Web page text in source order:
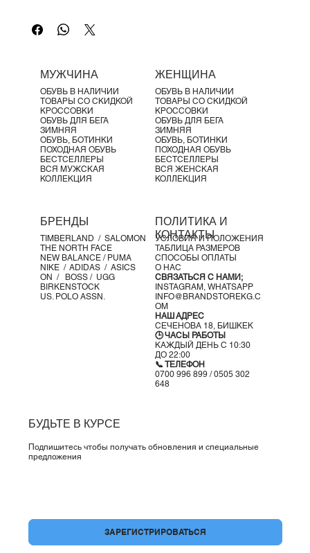
моделью ваша беговая цель становится ещё ближе.
амортизацией и утолщением в области пятки для
комфорта при каждом шаге
X-Cell Midsole: продвинутая межподошва для
амортизации и энергичного отталкивания
ПОДРОБНОСТИ
Подошва: 100% резина
Верх: сочетание текстурированных и премиальных
синтетических материалов
Декоративный принт на поверхности
Закруглённый носок
Застёжка: шнуровка
СОСТАВ МАТЕРИАЛОВ
Межподошва: 100% синтетика
Стелька: 100% текстиль
Подошва: 90.73% синтетика, 9.27% резина
Верх: 61.18% текстиль, 38.82% синтетика
МУЖЧИНА
ОБУВЬ В НАЛИЧИИ
ТОВАРЫ СО СКИДКОЙ
КРОССОВКИ
ОБУВЬ ДЛЯ БЕГА
ЗИМНЯЯ
ОБУВЬ, БОТИНКИ
ПОХОДНАЯ ОБУВЬ
БЕСТСЕЛЛЕРЫ
ВСЯ МУЖСКАЯ
КОЛЛЕКЦИЯ
ЖЕНЩИНА
ОБУВЬ В НАЛИЧИИ
ТОВАРЫ СО СКИДКОЙ
КРОССОВКИ
ОБУВЬ ДЛЯ БЕГА
ЗИМНЯЯ
ОБУВЬ, БОТИНКИ
ПОХОДНАЯ ОБУВЬ
БЕСТСЕЛЛЕРЫ
ВСЯ ЖЕНСКАЯ
КОЛЛЕКЦИЯ
БРЕНДЫ
TIMBERLAND / SALOMON
THE NORTH FACE
NEW BALANCE / PUMA
NIKE / ADIDAS / ASICS
ON / BOSS / UGG
BIRKENSTOCK
US. POLO ASSN.
ПОЛИТИКА И
КОНТАКТЫ
УСЛОВИЯ И ПОЛОЖЕНИЯ
ТАБЛИЦА РАЗМЕРОВ
СПОСОБЫ ОПЛАТЫ
О НАС
СВЯЗАТЬСЯ С НАМИ;
INSTAGRAM, WHATSAPP
INFO@BRANDSTOREKG.C
OM
НАШ АДРЕС
СЕЧЕНОВА 18, БИШКЕК
🕒 ЧАСЫ РАБОТЫ
КАЖДЫЙ ДЕНЬ С 10:30
ДО 22:00
📞 ТЕЛЕФОН
0700 996 899 / 0505 302
648
БУДЬТЕ В КУРСЕ
Подпишитесь чтобы получать обновления и специальные
предложения
ЗАРЕГИСТРИРОВАТЬСЯ